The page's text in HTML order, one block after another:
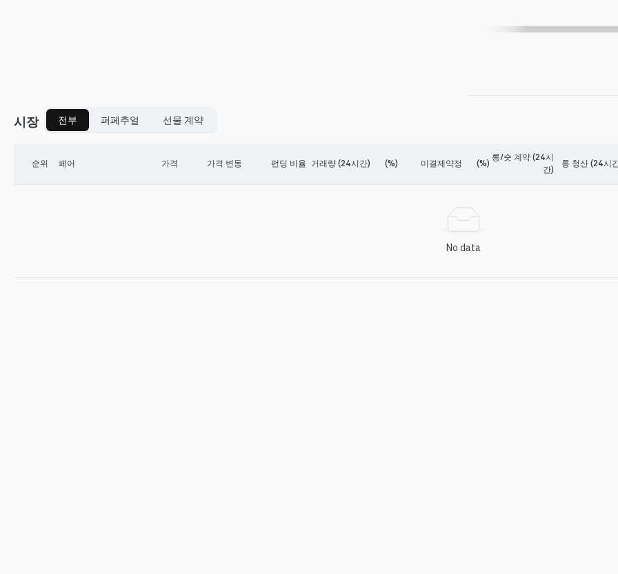
시장 전부 퍼페추얼 선물 계약
순위 페어 가격 가격 변동 펀딩 비율 거래량 (24시간) (%) 미결제약정 (%)
롱/숏 계약 (24시
간)
롱 청산 (24시
No data